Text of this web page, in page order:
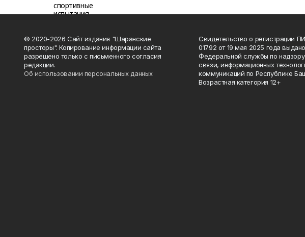
© 2020-2026 Сайт издания "Шаранские
просторы". Копирование информации сайта
разрешено только с письменного согласия
редакции.
Об использовании персональных данных
Свидетельство о регистрации
01792 от 19 мая 2025 года
Федеральной службы по
связи, информационных
коммуникаций по Республике
Возрастная категория 12+